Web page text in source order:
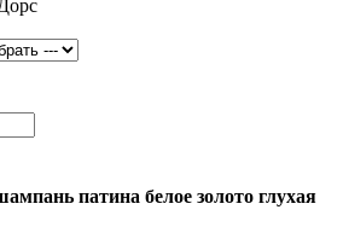
патина белое золото глухая